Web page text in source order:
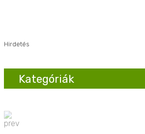
Hirdetés
Kategóriák